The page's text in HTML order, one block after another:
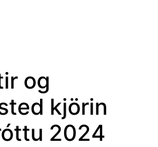
og
kjörin
2024